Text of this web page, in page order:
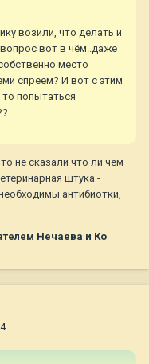
возили, что делать и
вот в чём..даже
место
спреем? И вот с этим
то попытаться
не сказали что ли чем
штука -
антибиотки,
Нечаева и Ко